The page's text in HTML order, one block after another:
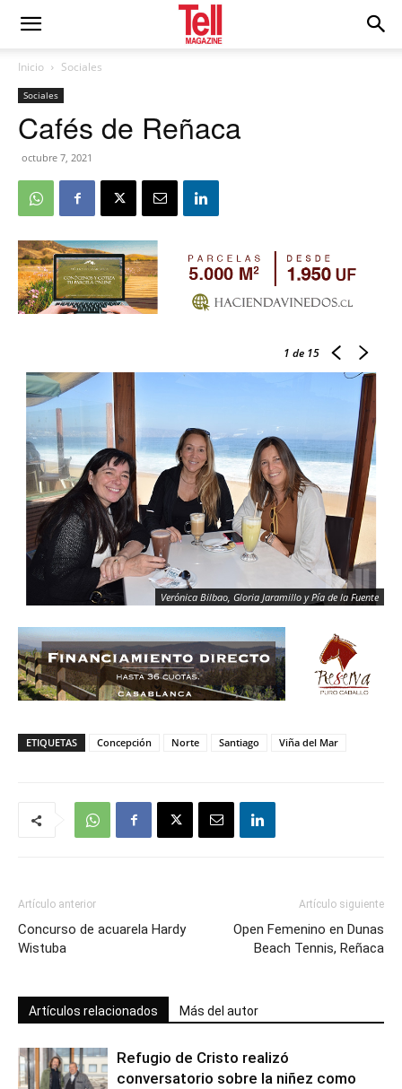
Inicio Sociales
Sociales
Cafés de Reñaca
octubre 7, 2021
1 de 15
Verónica Bilbao, Gloria Jaramillo y Pía de la Fuente
ETIQUETAS Concepción Norte Santiago Viña del Mar
Artículo anterior
Concurso de acuarela Hardy
Wistuba
Artículo siguiente
Open Femenino en Dunas
Beach Tennis, Reñaca
Artículos relacionados Más del autor
Refugio de Cristo realizó
conversatorio sobre la niñez como